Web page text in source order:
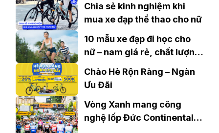
Chia sẻ kinh nghiệm khi
mua xe đạp thể thao cho nữ
10 mẫu xe đạp đi học cho
nữ – nam giá rẻ, chất lượng
Chào Hè Rộn Ràng – Ngàn
Ưu Đãi
Vòng Xanh mang công
nghệ lốp Đức Continental